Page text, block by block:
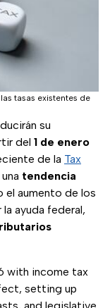
tasas existentes de
su
del 1 de enero
de la Tax
tendencia
el aumento de los
ayuda federal,
with income tax
setting up